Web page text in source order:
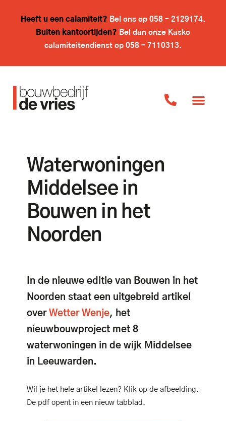
Heeft u een calamiteit? Bel ons op 058 – 2129174.
Buiten kantoortijden? Bel dan onze Kasko
calamiteitendienst op 058 – 7110313.
Waterwoningen
Middelsee in
Bouwen in het
Noorden
In de nieuwe editie van Bouwen in het
Noorden staat een uitgebreid artikel
over Wetter Wenje, het
nieuwbouwproject met 8
waterwoningen in de wijk Middelsee
in Leeuwarden.
Wil je het hele artikel lezen? Klik op de afbeelding.
De pdf opent in een nieuw tabblad.